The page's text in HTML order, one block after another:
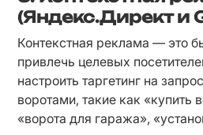
(Яндекс.Директ и
Контекстная реклама — это
привлечь целевых
настроить таргетинг на
воротами, такие как «купить
«ворота для гаража»,